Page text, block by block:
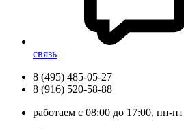
связь
8 (495) 485-05-27
8 (916) 520-58-88
работаем с 08:00 до 17:00, пн-пт